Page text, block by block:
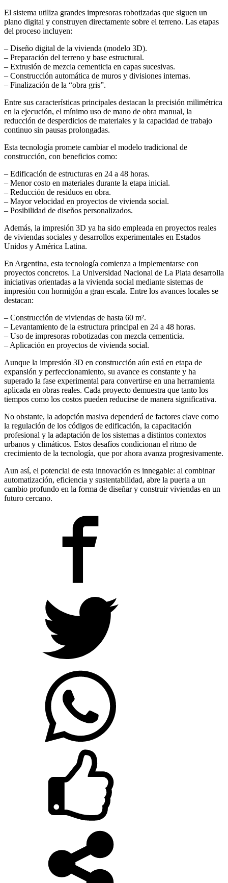
El sistema utiliza grandes impresoras robotizadas que siguen un
plano digital y construyen directamente sobre el terreno. Las etapas
del proceso incluyen:
– Diseño digital de la vivienda (modelo 3D).
– Preparación del terreno y base estructural.
– Extrusión de mezcla cementicia en capas sucesivas.
– Construcción automática de muros y divisiones internas.
– Finalización de la “obra gris”.
Entre sus características principales destacan la precisión milimétrica
en la ejecución, el mínimo uso de mano de obra manual, la
reducción de desperdicios de materiales y la capacidad de trabajo
continuo sin pausas prolongadas.
Esta tecnología promete cambiar el modelo tradicional de
construcción, con beneficios como:
– Edificación de estructuras en 24 a 48 horas.
– Menor costo en materiales durante la etapa inicial.
– Reducción de residuos en obra.
– Mayor velocidad en proyectos de vivienda social.
– Posibilidad de diseños personalizados.
Además, la impresión 3D ya ha sido empleada en proyectos reales
de viviendas sociales y desarrollos experimentales en Estados
Unidos y América Latina.
En Argentina, esta tecnología comienza a implementarse con
proyectos concretos. La Universidad Nacional de La Plata desarrolla
iniciativas orientadas a la vivienda social mediante sistemas de
impresión con hormigón a gran escala. Entre los avances locales se
destacan:
– Construcción de viviendas de hasta 60 m².
– Levantamiento de la estructura principal en 24 a 48 horas.
– Uso de impresoras robotizadas con mezcla cementicia.
– Aplicación en proyectos de vivienda social.
Aunque la impresión 3D en construcción aún está en etapa de
expansión y perfeccionamiento, su avance es constante y ha
superado la fase experimental para convertirse en una herramienta
aplicada en obras reales. Cada proyecto demuestra que tanto los
tiempos como los costos pueden reducirse de manera significativa.
No obstante, la adopción masiva dependerá de factores clave como
la regulación de los códigos de edificación, la capacitación
profesional y la adaptación de los sistemas a distintos contextos
urbanos y climáticos. Estos desafíos condicionan el ritmo de
crecimiento de la tecnología, que por ahora avanza progresivamente.
Aun así, el potencial de esta innovación es innegable: al combinar
automatización, eficiencia y sustentabilidad, abre la puerta a un
cambio profundo en la forma de diseñar y construir viviendas en un
futuro cercano.